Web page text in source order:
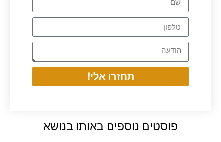
תחזרו אלי!
פוסטים נוספים באותו בנושא